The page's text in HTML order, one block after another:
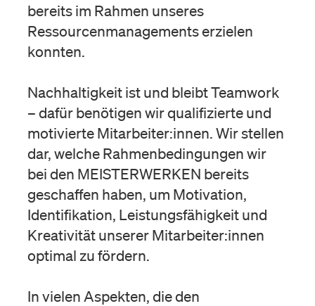
bereits im Rahmen unseres
Ressourcenmanagements erzielen
konnten.
Nachhaltigkeit ist und bleibt Teamwork
– dafür benötigen wir qualifizierte und
motivierte Mitarbeiter:innen. Wir stellen
dar, welche Rahmenbedingungen wir
bei den MEISTERWERKEN bereits
geschaffen haben, um Motivation,
Identifikation, Leistungsfähigkeit und
Kreativität unserer Mitarbeiter:innen
optimal zu fördern.
In vielen Aspekten, die den